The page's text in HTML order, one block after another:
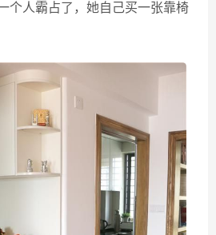
个人霸占了，她自己买一张靠椅